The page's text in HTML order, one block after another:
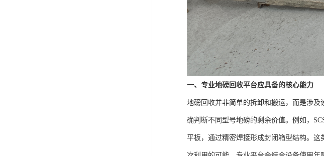
一、专业地磅回收平台应具备的核心能力
地磅回收并非简单的拆卸和搬运，而是涉
确判断不同型号地磅的剩余价值。例如，
平板，通过精密焊接形成封闭箱型结构。